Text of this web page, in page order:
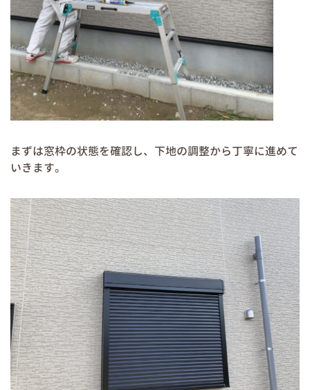
まずは窓枠の状態を確認し、下地の調整から丁寧に進めて
いきます。